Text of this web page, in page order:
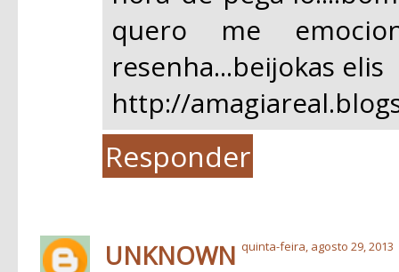
quero me
resenha...beijokas elis
http://
Responder
UNKNOWN quinta-feira, agosto 29, 2013